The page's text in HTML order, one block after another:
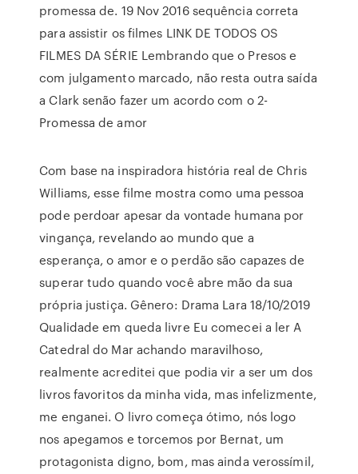
promessa de. 19 Nov 2016 sequência correta
para assistir os filmes LINK DE TODOS OS
FILMES DA SÉRIE Lembrando que o Presos e
com julgamento marcado, não resta outra saída
a Clark senão fazer um acordo com o 2-
Promessa de amor
Com base na inspiradora história real de Chris
Williams, esse filme mostra como uma pessoa
pode perdoar apesar da vontade humana por
vingança, revelando ao mundo que a
esperança, o amor e o perdão são capazes de
superar tudo quando você abre mão da sua
própria justiça. Gênero: Drama Lara 18/10/2019
Qualidade em queda livre Eu comecei a ler A
Catedral do Mar achando maravilhoso,
realmente acreditei que podia vir a ser um dos
livros favoritos da minha vida, mas infelizmente,
me enganei. O livro começa ótimo, nós logo
nos apegamos e torcemos por Bernat, um
protagonista digno, bom, mas ainda verossímil,